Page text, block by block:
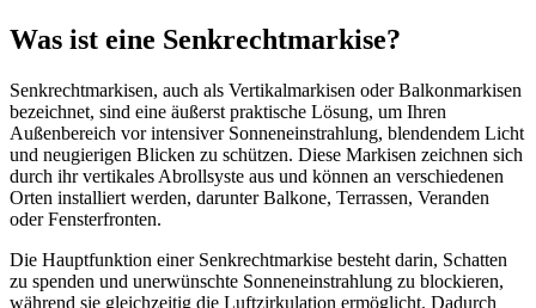
Was ist eine Senkrechtmarkise?
Senkrechtmarkisen, auch als Vertikalmarkisen oder Balkonmarkisen
bezeichnet, sind eine äußerst praktische Lösung, um Ihren
Außenbereich vor intensiver Sonneneinstrahlung, blendendem Licht
und neugierigen Blicken zu schützen. Diese Markisen zeichnen sich
durch ihr vertikales Abrollsyste aus und können an verschiedenen
Orten installiert werden, darunter Balkone, Terrassen, Veranden
oder Fensterfronten.
Die Hauptfunktion einer Senkrechtmarkise besteht darin, Schatten
zu spenden und unerwünschte Sonneneinstrahlung zu blockieren,
während sie gleichzeitig die Luftzirkulation ermöglicht. Dadurch